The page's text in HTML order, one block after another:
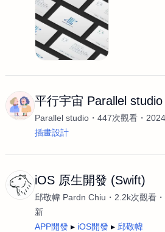
平行宇宙 Parallel studio
Parallel studio 447次觀看
插畫設計
iOS 原生開發 (Swift)
邱敬幃 Pardn Chiu 2.2k次觀看
新
APP開發
iOS開發 邱敬幃